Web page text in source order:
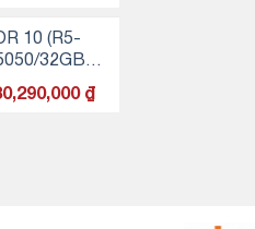
₫.
tại
là:
10 (R5-
32GB
NVMe)
₫